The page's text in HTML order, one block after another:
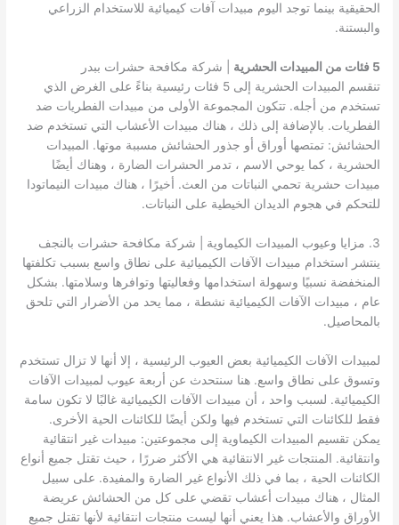
الحقيقية بينما توجد اليوم مبيدات آفات كيميائية للاستخدام الزراعي
والبستنة.
5 فئات من المبيدات الحشرية
| شركة مكافحة حشرات ببدر
تنقسم المبيدات الحشرية إلى 5 فئات رئيسية بناءً على الغرض الذي
تستخدم من أجله. تتكون المجموعة الأولى من مبيدات الفطريات ضد
الفطريات. بالإضافة إلى ذلك ، هناك مبيدات الأعشاب التي تستخدم ضد
الحشائش: تمتصها أوراق أو جذور الحشائش مسببة موتها. المبيدات
الحشرية ، كما يوحي الاسم ، تدمر الحشرات الضارة ، وهناك أيضًا
مبيدات حشرية تحمي النباتات من العث. أخيرًا ، هناك مبيدات النيماتودا
للتحكم في هجوم الديدان الخيطية على النباتات.
3. مزايا وعيوب المبيدات الكيماوية | شركة مكافحة حشرات بالنجف
ينتشر استخدام مبيدات الآفات الكيميائية على نطاق واسع بسبب تكلفتها
المنخفضة نسبيًا وسهولة استخدامها وفعاليتها وتوافرها وسلامتها. بشكل
عام ، مبيدات الآفات الكيميائية نشطة ، مما يحد من الأضرار التي تلحق
بالمحاصيل.
لمبيدات الآفات الكيميائية بعض العيوب الرئيسية ، إلا أنها لا تزال تستخدم
وتسوق على نطاق واسع. هنا سنتحدث عن أربعة عيوب لمبيدات الآفات
الكيميائية. لسبب واحد ، أن مبيدات الآفات الكيميائية غالبًا لا تكون سامة
فقط للكائنات التي تستخدم فيها ولكن أيضًا للكائنات الحية الأخرى.
يمكن تقسيم المبيدات الكيماوية إلى مجموعتين: مبيدات غير انتقائية
وانتقائية. المنتجات غير الانتقائية هي الأكثر ضررًا ، حيث تقتل جميع أنواع
الكائنات الحية ، بما في ذلك الأنواع غير الضارة والمفيدة. على سبيل
المثال ، هناك مبيدات أعشاب تقضي على كل من الحشائش عريضة
الأوراق والأعشاب. هذا يعني أنها ليست منتجات انتقائية لأنها تقتل جميع